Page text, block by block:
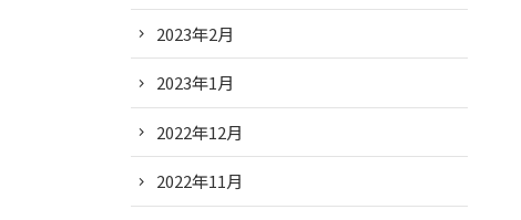
2023年2月
2023年1月
2022年12月
2022年11月